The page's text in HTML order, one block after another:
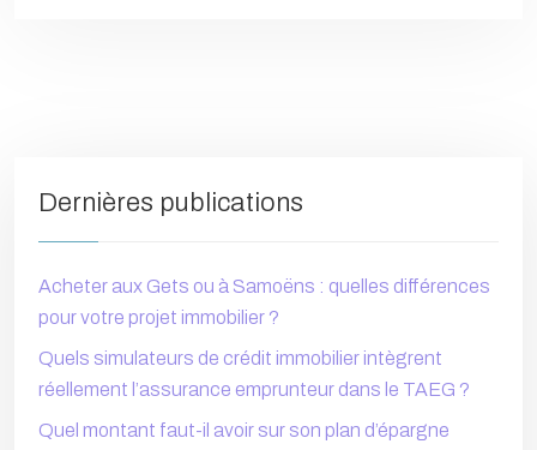
Dernières publications
Acheter aux Gets ou à Samoëns : quelles différences
pour votre projet immobilier ?
Quels simulateurs de crédit immobilier intègrent
réellement l’assurance emprunteur dans le TAEG ?
Quel montant faut-il avoir sur son plan d’épargne